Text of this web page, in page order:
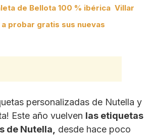
de Bellota 100 % ibérica Villar
probar gratis sus nuevas
personalizadas de Nutella y
Este año vuelven las etiquetas
de Nutella,
desde hace poco